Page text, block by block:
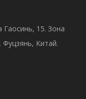
Гаосинь, 15. Зона
Китай.